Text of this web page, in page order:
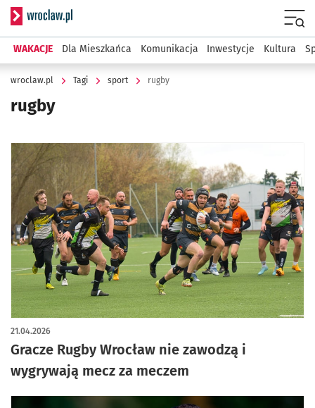
Serwis informacyjny wroclaw.pl
WAKACJE Dla Mieszkańca Komunikacja Inwestycje Kultura
wroclaw.pl Tagi sport rugby
rugby
Gracze Rugby Wrocław nie zawodzą i
wygrywają mecz za meczem
21.04.2026